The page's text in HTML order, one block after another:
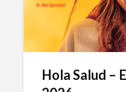
Hola Salud –